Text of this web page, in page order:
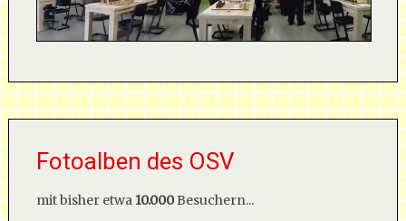
Fotoalben des OSV
mit bisher etwa 10.000Besuchern...